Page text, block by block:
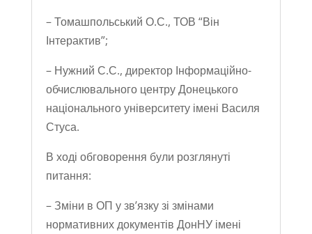
– Томашпольський О.С., ТОВ “Він
Інтерактив”;
– Нужний С.С., директор Інформаційно-
обчислювального центру Донецького
національного університету імені Василя
Стуса.
В ході обговорення були розглянуті
питання:
– Зміни в ОП у зв’язку зі змінами
нормативних документів ДонНУ імені